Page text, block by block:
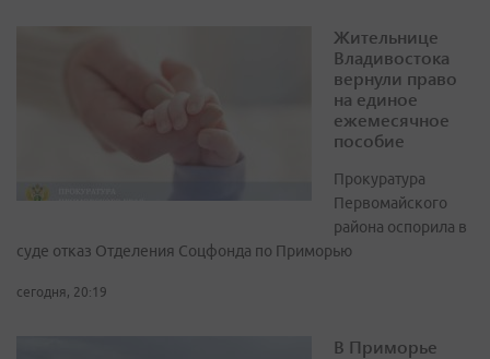
Жительнице
Владивостока
вернули право
на единое
ежемесячное
пособие
Прокуратура
Первомайского
района оспорила в
суде отказ Отделения Соцфонда по Приморью
сегодня, 20:19
В Приморье